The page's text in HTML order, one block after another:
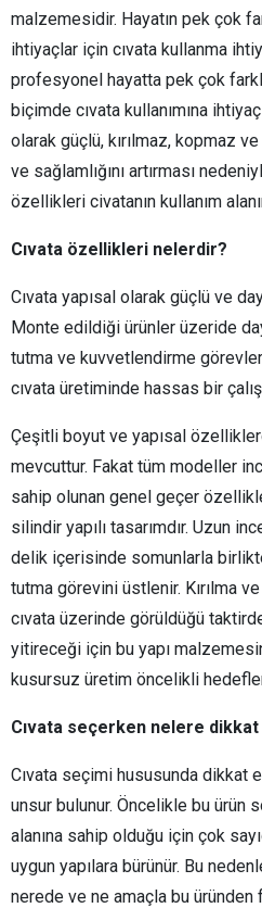
malzemesidir. Hayatın pek çok
ihtiyaçlar için cıvata kullanma
profesyonel hayatta pek çok
biçimde cıvata kullanımına
olarak güçlü, kırılmaz, kopmaz ve
ve sağlamlığını artırması
özellikleri civatanın kullanım
Cıvata özellikleri nelerdir?
Cıvata yapısal olarak güçlü ve
Monte edildiği ürünler üzeride
tutma ve kuvvetlendirme
cıvata üretiminde hassas bir
Çeşitli boyut ve yapısal
mevcuttur. Fakat tüm modeller
sahip olunan genel geçer
silindir yapılı tasarımdır. Uzun
delik içerisinde somunlarla
tutma görevini üstlenir. Kırılma
cıvata üzerinde görüldüğü
yitireceği için bu yapı
kusursuz üretim öncelikli
Cıvata seçerken nelere
Cıvata seçimi hususunda dikkat
unsur bulunur. Öncelikle bu ürün
alanına sahip olduğu için çok
uygun yapılara bürünür. Bu
nerede ve ne amaçla bu üründen